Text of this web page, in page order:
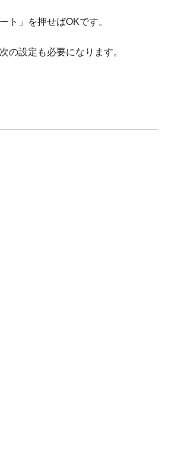
」を押せばOKです。
設定も必要になります。